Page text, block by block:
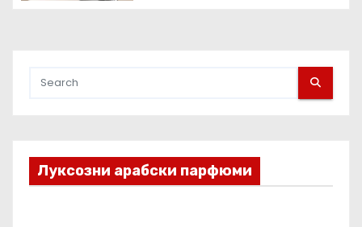
Луксозни арабски парфюми